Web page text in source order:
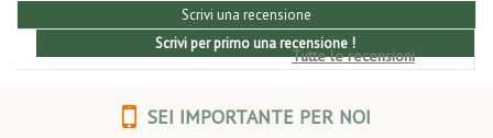
Scrivi una recensione
Tutte le recensioni
Scrivi per primo una recensione !
SEI IMPORTANTE PER NOI